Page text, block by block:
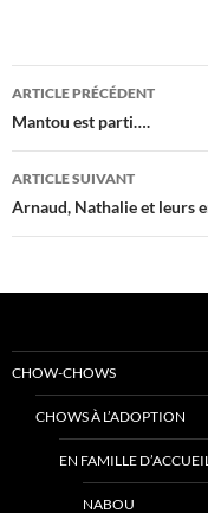
Navigation
des
articles
ARTICLE PRÉCÉDENT
Mantou est parti….
ARTICLE SUIVANT
Arnaud, Nathalie et leurs
CHOW-CHOWS
CHOWS À L’ADOPTION
EN FAMILLE D’ACCUEIL
NABOU